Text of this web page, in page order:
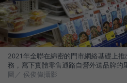
2021年全聯在綿密的門市網絡基礎上
務，寫下實體零售通路自營外送品牌的
圖／ 侯俊偉攝影